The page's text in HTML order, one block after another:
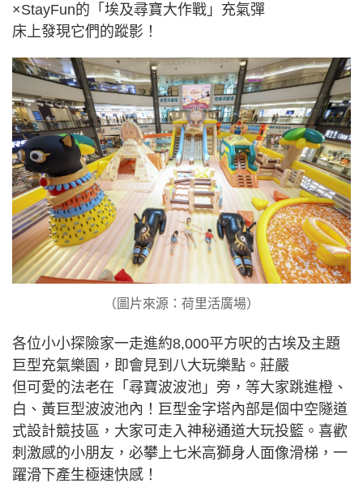
×StayFun的「埃及尋寶大作戰」充氣彈
床上發現它們的蹤影！
（圖片來源：荷里活廣場）
各位小小探險家一走進約8,000平方呎的古埃及主題
巨型充氣樂園，即會見到八大玩樂點。莊嚴
但可愛的法老在「尋寶波波池」旁，等大家跳進橙、
白、黃巨型波波池內！巨型金字塔內部是個中空隧道
式設計競技區，大家可走入神秘通道大玩投籃。喜歡
刺激感的小朋友，必攀上七米高獅身人面像滑梯，一
躍滑下產生極速快感！